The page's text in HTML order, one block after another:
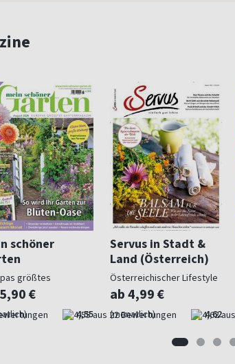
schöner
größtes
€
4,55
Servus in Stadt &
Land (Österreich)
Österreichischer Lifestyle
ab 4,99 €
(monatlich) 4,62